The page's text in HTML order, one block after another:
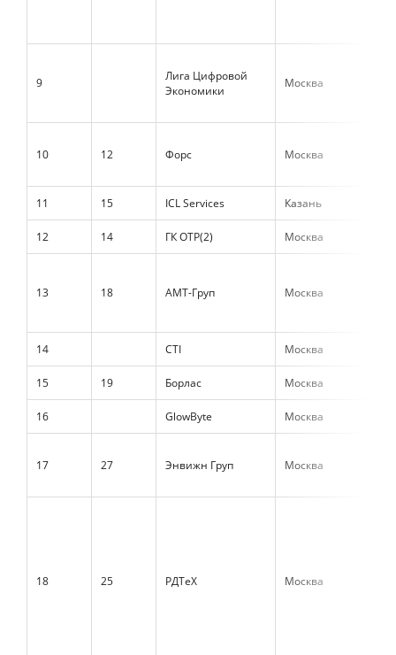
9
Лига Цифровой
Экономики
Москва
10 12 Форс Москва
11 15 ICL Services Казань
12 14 ГК ОТР(2) Москва
13 18 АМТ-Груп Москва
14 CTI Москва
15 19 Борлас Москва
16 GlowByte Москва
17 27 Энвижн Груп Москва
18 25 РДТеХ Москва